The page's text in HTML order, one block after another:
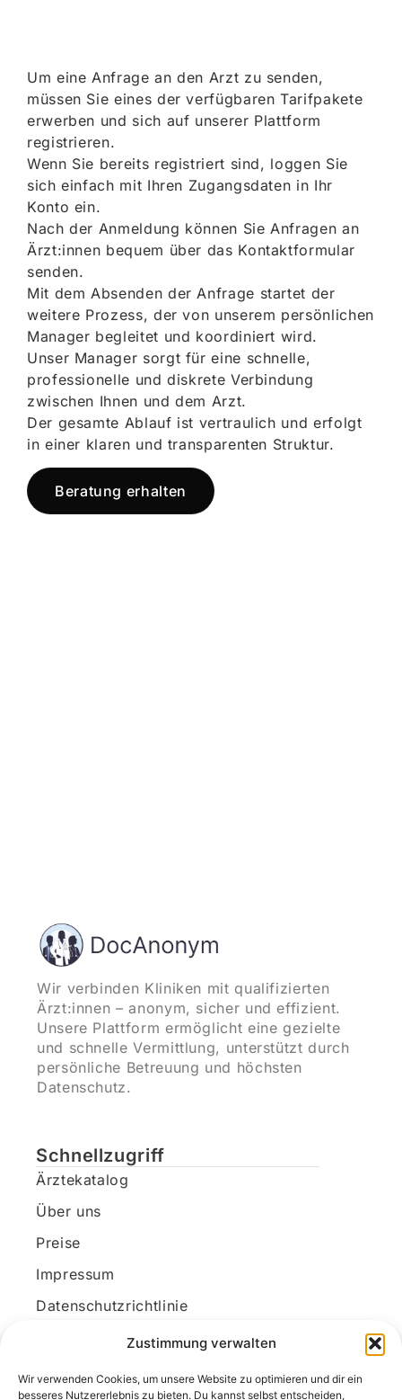
Zustimmung verwalten
Wir verwenden Cookies, um unsere Website zu optimieren und dir ein
besseres Nutzererlebnis zu bieten. Du kannst selbst entscheiden,
Um eine Anfrage an den Arzt zu senden,
müssen Sie eines der verfügbaren Tarifpakete
erwerben und sich auf unserer Plattform
registrieren.
Wenn Sie bereits registriert sind, loggen Sie
sich einfach mit Ihren Zugangsdaten in Ihr
Konto ein.
Nach der Anmeldung können Sie Anfragen an
Ärzt:innen bequem über das Kontaktformular
senden.
Mit dem Absenden der Anfrage startet der
weitere Prozess, der von unserem persönlichen
Manager begleitet und koordiniert wird.
Unser Manager sorgt für eine schnelle,
professionelle und diskrete Verbindung
zwischen Ihnen und dem Arzt.
Der gesamte Ablauf ist vertraulich und erfolgt
in einer klaren und transparenten Struktur.
Beratung erhalten
Wir verbinden Kliniken mit qualifizierten
Ärzt:innen – anonym, sicher und effizient.
Unsere Plattform ermöglicht eine gezielte
und schnelle Vermittlung, unterstützt durch
persönliche Betreuung und höchsten
Datenschutz.
Schnellzugriff
Ärztekatalog
Über uns
Preise
Impressum
Datenschutzrichtlinie
Kundenkonto
Unsere Kontaktdaten